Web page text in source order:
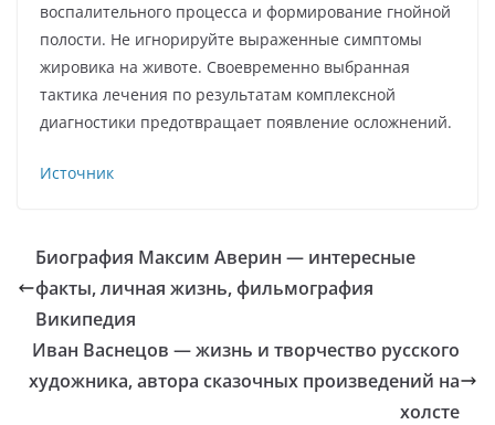
воспалительного процесса и формирование гнойной
полости. Не игнорируйте выраженные симптомы
жировика на животе. Своевременно выбранная
тактика лечения по результатам комплексной
диагностики предотвращает появление осложнений.
Источник
Биография Максим Аверин — интересные
факты, личная жизнь, фильмография
Википедия
Иван Васнецов — жизнь и творчество русского
художника, автора сказочных произведений на
холсте